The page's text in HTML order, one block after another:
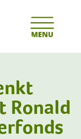
Ronald